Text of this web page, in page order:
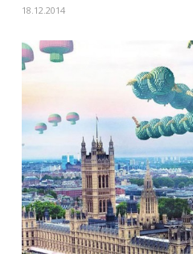
18.12.2014